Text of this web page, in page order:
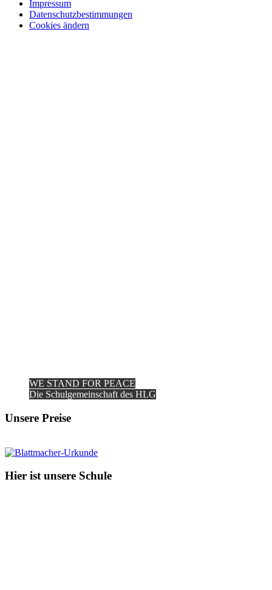
Impressum
Datenschutzbestimmungen
Cookies ändern
WE STAND FOR PEACE
Die Schulgemeinschaft des HLG
Unsere Preise
Hier ist unsere Schule